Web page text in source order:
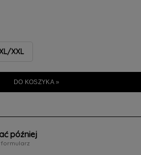
XXL
DO KOSZYKA »
później
formularz